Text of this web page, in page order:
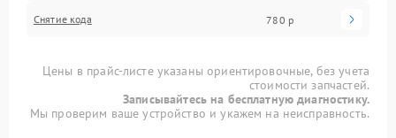
Снятие кода 780 р
Цены в прайс-листе указаны ориентировочные, без учета
стоимости запчастей.
Записывайтесь на бесплатную диагностику.
Мы проверим ваше устройство и укажем на неисправность.